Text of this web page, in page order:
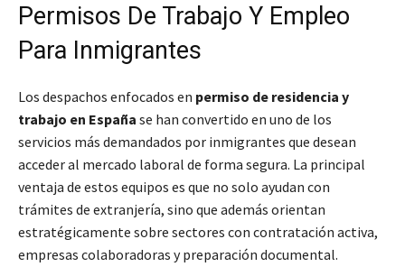
Permisos De Trabajo Y Empleo
Para Inmigrantes
Los despachos enfocados en permiso de residencia y
trabajo en España se han convertido en uno de los
servicios más demandados por inmigrantes que desean
acceder al mercado laboral de forma segura. La principal
ventaja de estos equipos es que no solo ayudan con
trámites de extranjería, sino que además orientan
estratégicamente sobre sectores con contratación activa,
empresas colaboradoras y preparación documental.